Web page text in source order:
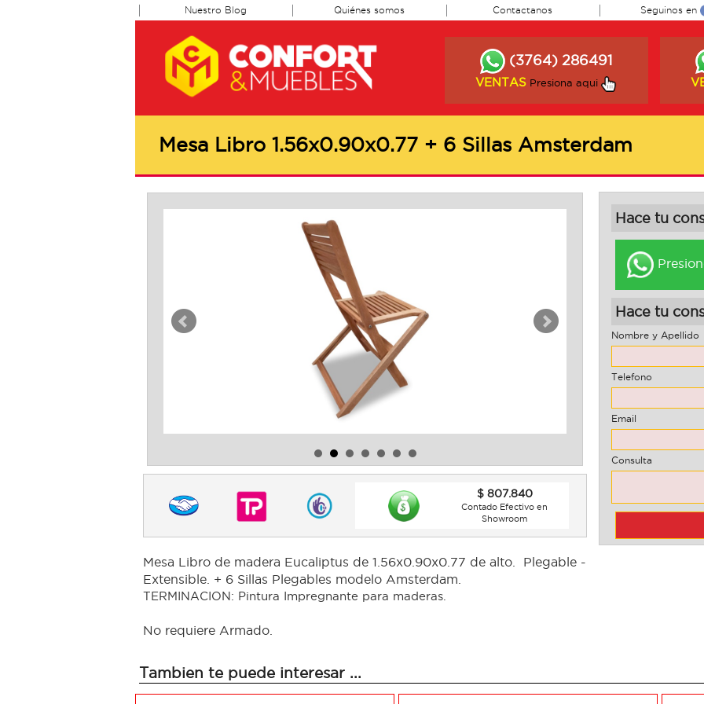
Nuestro Blog Quiénes somos Contactanos Seguinos en
(3764) 286491
VENTAS Presiona aqui
Mesa Libro 1.56x0.90x0.77 + 6 Sillas Amsterdam
$ 807.840
Contado Efectivo en
Showroom
Mesa Libro de madera Eucaliptus de 1.56x0.90x0.77 de alto. Plegable -
Extensible. + 6 Sillas Plegables modelo Amsterdam.
TERMINACION: Pintura Impregnante para maderas.
No requiere Armado.
Hace tu
Hace tu
Nombre y Apellido
Telefono
Email
Consulta
Tambien te puede interesar ...